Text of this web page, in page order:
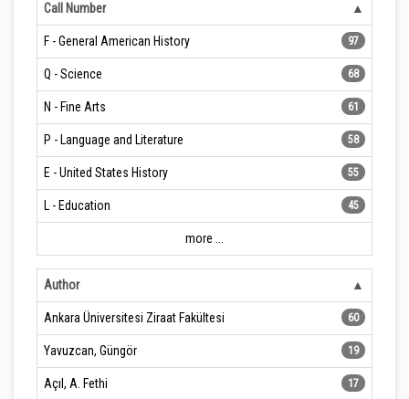
Call Number
F - General American History 97
Q - Science 68
N - Fine Arts 61
P - Language and Literature 58
E - United States History 55
L - Education 45
more ...
Author
Ankara Üniversitesi Ziraat Fakültesi 60
Yavuzcan, Güngör 19
Açıl, A. Fethi 17